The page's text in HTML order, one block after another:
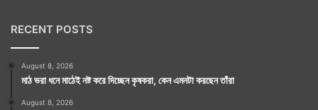
RECENT POSTS
August 8, 2026
মাঠ ভরা ধনে মাঠেই নষ্ট করে দিচ্ছেন কৃষকরা, কেন এমনটা করছেন তাঁরা
August 8, 2026